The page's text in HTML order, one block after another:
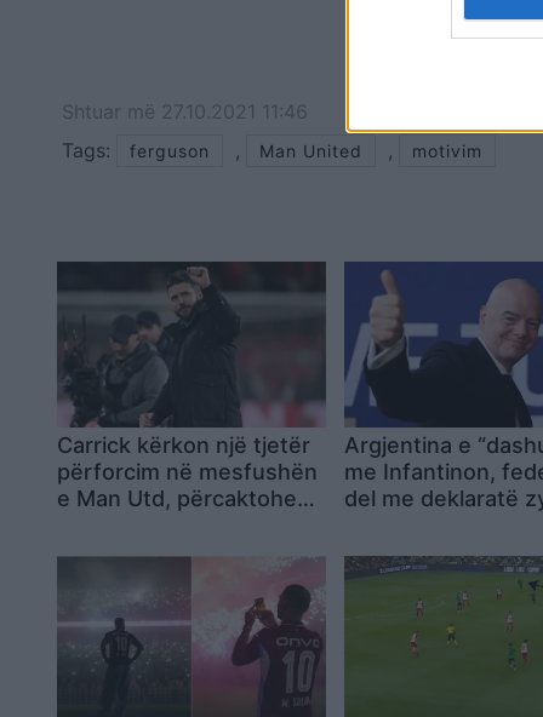
Shtuar më 27.10.2021 11:46
Tags:
ferguson , Man United , motivim
Carrick kërkon një tjetër
përforcim në mesfushën
e Man Utd, përcaktohen
alternativat
Argjentina e
me Infantinon,
del me deklaratë